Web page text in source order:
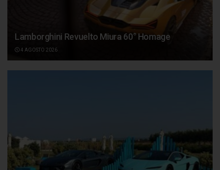
Lamborghini Revuelto Miura 60° Homage
4 AGOSTO 2026